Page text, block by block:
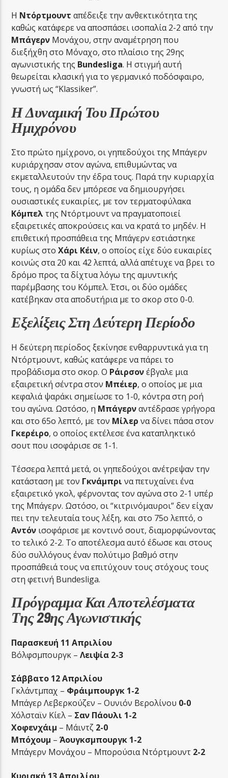
Η Ντόρτμουντ απέδειξε την ανθεκτικότητα της
καθώς κατάφερε να αποσπάσει ισοπαλία 2-2 από την
Μπάγερν Μονάχου, στην αναμέτρηση που
διεξήχθη στο Μόναχο, στο πλαίσιο της 29ης
αγωνιστικής της Bundesliga. Η στιγμή αυτή
θεωρείται κλασική για το γερμανικό ποδόσφαιρο,
γνωστή ως “Klassiker”.
Η Δυναμική Του Πρώτου
Ημιχρόνου
Στο πρώτο ημίχρονο, οι γηπεδούχοι της Μπάγερν
κυριάρχησαν στον αγώνα, επιθυμώντας να
εκμεταλλευτούν την έδρα τους. Παρά την κυριαρχία
τους, η ομάδα δεν μπόρεσε να δημιουργήσει
ουσιαστικές ευκαιρίες, με τον τερματοφύλακα
Κόμπελ της Ντόρτμουντ να πραγματοποιεί
εξαιρετικές αποκρούσεις και να κρατά το μηδέν. Η
επιθετική προσπάθεια της Μπάγερν εστιάστηκε
κυρίως στοΧάρι Κέιν, ο οποίος είχε δύο ευκαιρίες
κοινώς στα 20 και 42 λεπτά, αλλά απέτυχε να βρει το
δρόμο προς τα δίχτυα λόγω της αμυντικής
παρέμβασης του Κόμπελ. Έτσι, οι δύο ομάδες
κατέβηκαν στα αποδυτήρια με το σκορ στο 0-0.
Εξελίξεις Στη Δεύτερη Περίοδο
Η δεύτερη περίοδος ξεκίνησε ενθαρρυντικά για τη
Ντόρτμουντ, καθώς κατάφερε να πάρει το
προβάδισμα στο σκορ. Ο Ράιρσονέβγαλε μια
εξαιρετική σέντρα στον Μπέιερ, ο οποίος με μια
κεφαλιά ψαράκι σημείωσε το 1-0, κόντρα στη ροή
του αγώνα. Ωστόσο, η Μπάγερναντέδρασε γρήγορα
και στο 65ο λεπτό, με τον Μίλερ να δίνει πάσα στον
Γκερέιρο, ο οποίος εκτέλεσε ένα καταπληκτικό
σουτ που ισοφάρισε σε 1-1.
Τέσσερα λεπτά μετά, οι γηπεδούχοι ανέτρεψαν την
κατάσταση με τον Γκνάμπρι να πετυχαίνει ένα
εξαιρετικό γκολ, φέρνοντας τον αγώνα στο 2-1 υπέρ
της Μπάγερν. Ωστόσο, οι “κιτρινόμαυροι” δεν είχαν
πει την τελευταία τους λέξη, και στο 75ο λεπτό, ο
Αντόν ισοφάρισε με κοντινό σουτ, διαμορφώνοντας
το τελικό 2-2. Το αποτέλεσμα αυτό έδωσε και στους
δύο συλλόγους έναν πολύτιμο βαθμό στην
προσπάθειά τους να επιτύχουν τους στόχους τους
στη φετινή Bundesliga.
Πρόγραμμα Και Αποτελέσματα
Της 29ης Αγωνιστικής
Παρασκευή 11 Απριλίου
Βόλφσμπουργκ –Λειψία 2-3
Σάββατο 12 Απριλίου
Γκλάντμπαχ – Φράιμπουργκ 1-2
Μπάγερ Λεβερκούζεν – Ουνιόν Βερολίνου 0-0
Χόλσταϊν Κίελ – Σαν Πάουλι 1-2
Χοφενχάιμ – Μάιντζ 2-0
Μπόχουμ –Άουγκσμπουργκ 1-2
Μπάγερν Μονάχου – Μπορούσια Ντόρτμουντ 2-2
Κυριακή 13 Απριλίου